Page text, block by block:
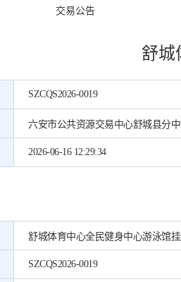
交易公告
舒城
SZCQS2026-0019
六安市公共资源交易中心舒城县分
2026-06-16 12:29:34
舒城体育中心全民健身中心游泳馆
SZCQS2026-0019